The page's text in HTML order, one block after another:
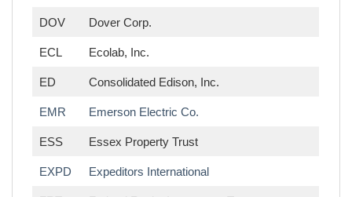
DOV Dover Corp.
ECL Ecolab, Inc.
ED Consolidated Edison, Inc.
EMR Emerson Electric Co.
ESS Essex Property Trust
EXPD Expeditors International